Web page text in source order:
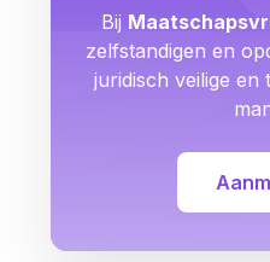
Bij
zelfstandigen en
juridisch veilige en